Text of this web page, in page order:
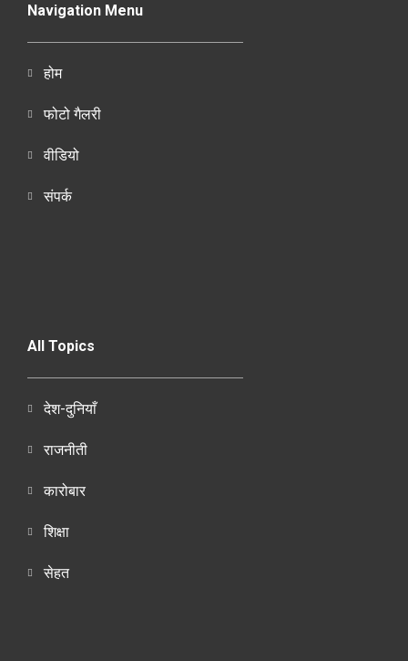
Navigation Menu
होम
फोटो गैलरी
वीडियो
संपर्क
All Topics
देश-दुनियाँ
राजनीती
कारोबार
शिक्षा
सेहत